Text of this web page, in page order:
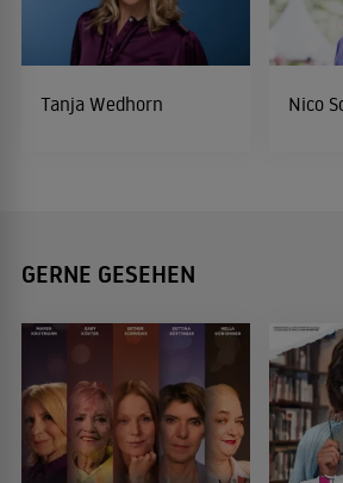
Tanja Wedhorn Nico
GERNE GESEHEN